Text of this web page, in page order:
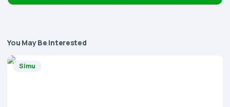
You May Be Interested
Simu